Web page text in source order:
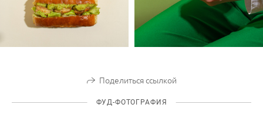
Поделиться ссылкой
ФУД-ФОТОГРАФИЯ